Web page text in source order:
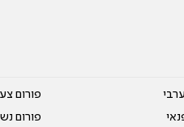
פורום
פורום